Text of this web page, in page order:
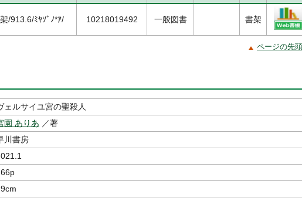
/913.6/ﾐﾔｿﾞﾉ*ｱ/ 10218019492 一般図書 書架
ページの先
ェルサイユ宮の聖殺人
園 ありあ ／著
川書房